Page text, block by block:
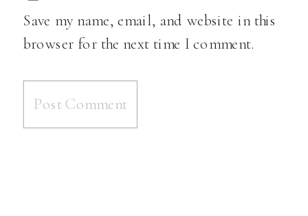
Save my name, email, and website in this
browser for the next time I comment.